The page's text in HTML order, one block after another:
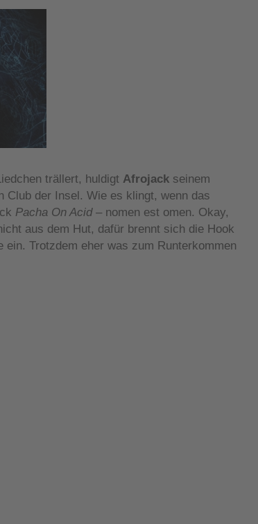
trällert, huldigt Afrojackseinem
Club der Insel. Wie es klingt, wenn das
Pacha On Acid– nomen est omen. Okay,
aus dem Hut, dafür brennt sich die Hook
Trotzdem eher was zum Runterkommen